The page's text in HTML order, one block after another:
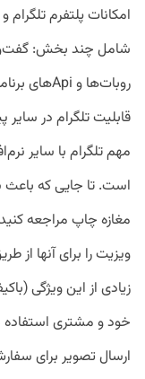
امکانات پلتفرم
شامل چند بخش:
قابلیت تلگرام در
مهم تلگرام با سایر
است. تا جایی که
مغازه چاپ مراجعه
ویزیت را برای آنها از
زیادی از این ویژگی
خود و مشتری استفاده
ارسال تصویر برای